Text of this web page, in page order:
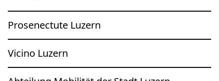
Prosenectute Luzern
Vicino Luzern